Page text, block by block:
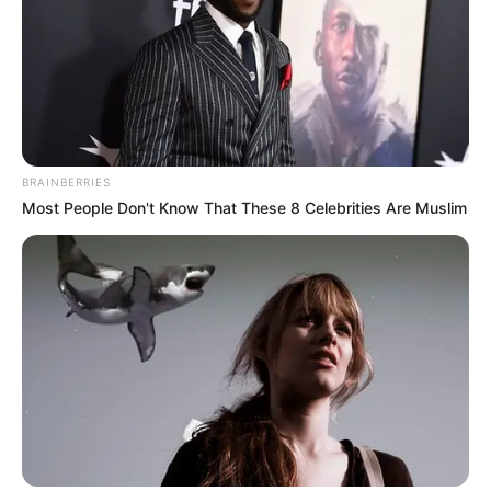
A Rihanna Museum Is Probably Opening Soon
BRAINBERRIES
BRAINBERRIES
Most People Don't Know That These 8 Celebrities Are Muslim